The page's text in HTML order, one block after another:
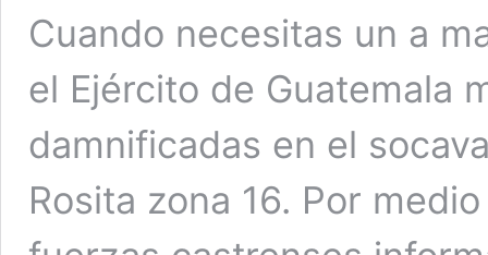
Cuando necesitas un a
el Ejército de Guatemala
damnificadas en el
Rosita zona 16. Por